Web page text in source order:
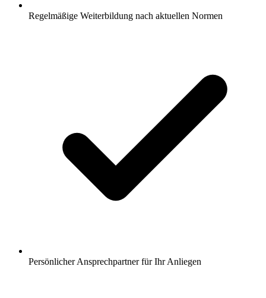
Regelmäßige Weiterbildung nach aktuellen Normen
Persönlicher Ansprechpartner für Ihr Anliegen